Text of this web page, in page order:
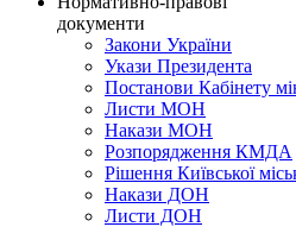
документи
Закони України
Укази Президента
Постанови Кабінету
Листи МОН
Накази МОН
Розпорядження КМДА
Рішення Київської
Накази ДОН
Листи ДОН